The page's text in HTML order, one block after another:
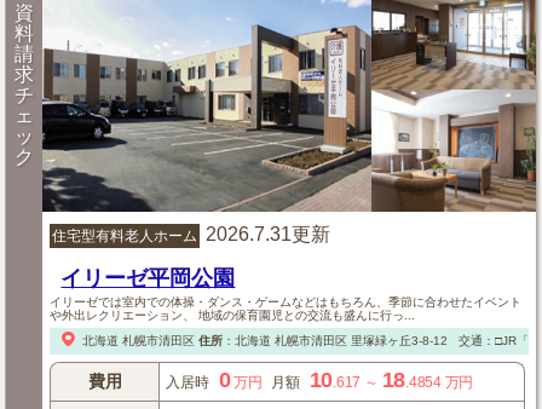
資
料
請
求
チ
ェ
ッ
ク
住宅型有料老人ホーム 2026.7.31更新
イリーゼ平岡公園
イリーゼでは室内での体操・ダンス・ゲームなどはもちろん、季節に合わせたイベント
や外出レクリエーション、 地域の保育園児との交流も盛んに行っ...
北海道 札幌市清田区 住所： 北海道 札幌市清田区里塚緑ヶ丘3-8-12 交通：□JR「
費用 入居時 0万円 月額 10.617 ～ 18.4854 万円